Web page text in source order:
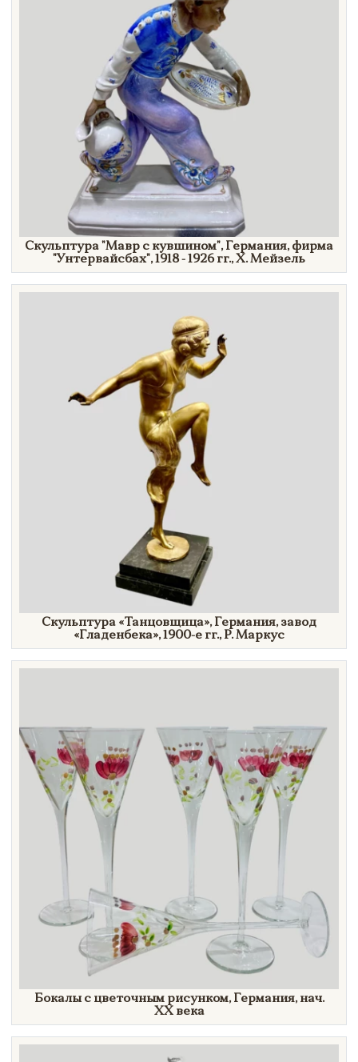
Скульптура"Мавр с кувшином", Германия, фирма
"Унтервайсбах",1918 -1926 гг.,Х. Мейзель
Скульптура «Танцовщица», Германия, завод
«Гладенбека»,1900-е гг., Р. Маркус
Бокалы с цветочным рисунком, Германия, нач.
XX века